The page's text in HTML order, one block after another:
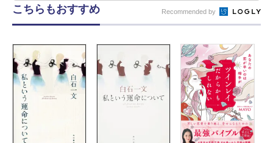
こちらもおすすめ Recommended by